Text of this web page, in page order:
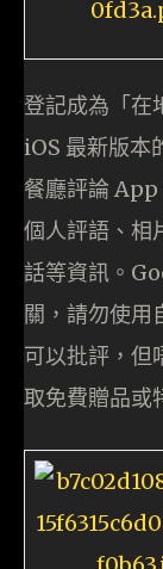
登記成為「
iOS 最新版本
餐廳評論 App
個人評語、相
話等資訊。
關，請勿使用
可以批評，但
取免費贈品或